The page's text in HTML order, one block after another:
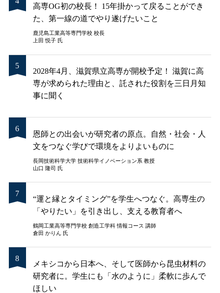
高専OG初の校長！ 15年掛かって戻ることができ
た、第一線の道でやり遂げたいこと
鹿児島工業高等専門学校 校長
上田 悦子 氏
2028年4月、滋賀県立高専が開校予定！ 滋賀に高
専が求められた理由と、託された役割を三日月知
事に聞く
恩師との出会いが研究者の原点。自然・社会・人
文をつなぐ学びで環境をよりよいものに
長岡技術科学大学 技術科学イノベーション系 教授
山口 隆司 氏
“運と縁とタイミング”を学生へつなぐ。高専生の
「やりたい」を引き出し、支える教育者へ
鶴岡工業高等専門学校 創造工学科 情報コース 講師
倉田 かりん 氏
メキシコから日本へ、そして医師から昆虫材料の
研究者に。学生にも「水のように」柔軟に歩んで
ほしい